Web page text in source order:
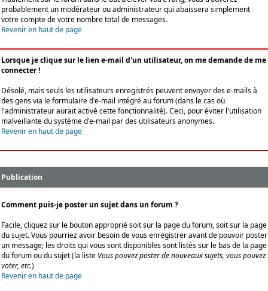
probablement un modérateur ou administrateur qui abaissera simplement
votre compte de votre nombre total de messages.
Revenir en haut de page
Lorsque je clique sur le lien e-mail d'un utilisateur, on me demande de me
connecter !
Désolé, mais seuls les utilisateurs enregistrés peuvent envoyer des e-mails à
des gens via le formulaire d'e-mail intégré au forum (dans le cas où
l'administrateur aurait activé cette fonctionnalité). Ceci, pour éviter l'utilisation
malveillante du système d'e-mail par des utilisateurs anonymes.
Revenir en haut de page
Publication
Comment puis-je poster un sujet dans un forum ?
Facile, cliquez sur le bouton approprié soit sur la page du forum, soit sur la page
du sujet. Vous pourriez avoir besoin de vous enregistrer avant de pouvoir poster
un message; les droits qui vous sont disponibles sont listés sur le bas de la page
du forum ou du sujet (la liste Vous pouvez poster de nouveaux sujets, vous pouvez
voter, etc.)
Revenir en haut de page